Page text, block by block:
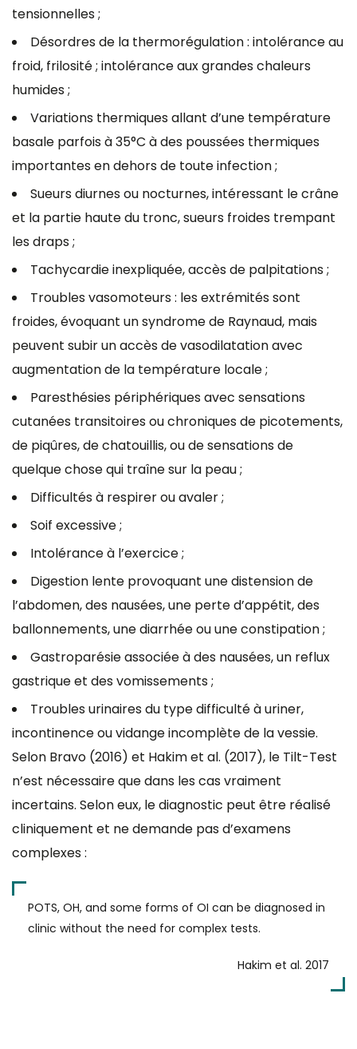
tensionnelles ;
Désordres de la thermorégulation : intolérance au
froid, frilosité ; intolérance aux grandes chaleurs
humides ;
Variations thermiques allant d’une température
basale parfois à 35°C à des poussées thermiques
importantes en dehors de toute infection ;
Sueurs diurnes ou nocturnes, intéressant le crâne
et la partie haute du tronc, sueurs froides trempant
les draps ;
Tachycardie inexpliquée, accès de palpitations ;
Troubles vasomoteurs : les extrémités sont
froides, évoquant un syndrome de Raynaud, mais
peuvent subir un accès de vasodilatation avec
augmentation de la température locale ;
Paresthésies périphériques avec sensations
cutanées transitoires ou chroniques de picotements,
de piqûres, de chatouillis, ou de sensations de
quelque chose qui traîne sur la peau ;
Difficultés à respirer ou avaler ;
Soif excessive ;
Intolérance à l’exercice ;
Digestion lente provoquant une distension de
l’abdomen, des nausées, une perte d’appétit, des
ballonnements, une diarrhée ou une constipation ;
Gastroparésie associée à des nausées, un reflux
gastrique et des vomissements ;
Troubles urinaires du type difficulté à uriner,
incontinence ou vidange incomplète de la vessie.
Selon Bravo (2016) et Hakim et al. (2017), le Tilt-Test
n’est nécessaire que dans les cas vraiment
incertains. Selon eux, le diagnostic peut être réalisé
cliniquement et ne demande pas d’examens
complexes :
POTS, OH, and some forms of OI can be diagnosed in
clinic without the need for complex tests.
Hakim et al. 2017